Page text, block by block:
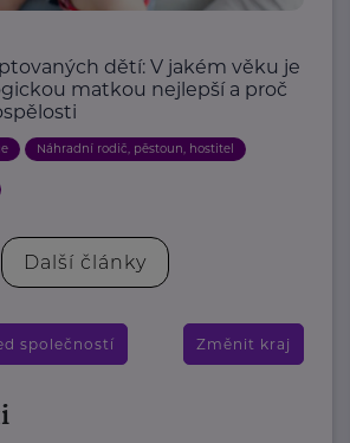
dětí: V jakém věku je
matkou nejlepší a proč
Náhradní rodič, pěstoun, hostitel
Další články
společností Změnit kraj